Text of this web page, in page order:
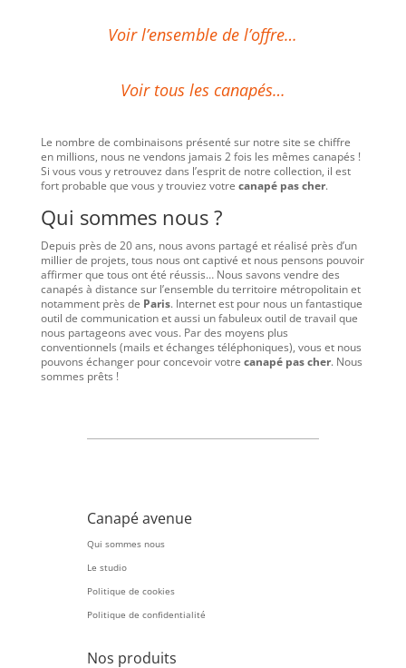
Voir l’ensemble de l’offre…
Voir tous les canapés…
Le nombre de combinaisons présenté sur notre site se chiffre
en millions, nous ne vendons jamais 2 fois les mêmes canapés !
Si vous vous y retrouvez dans l’esprit de notre collection, il est
fort probable que vous y trouviez votre canapé pas cher.
Qui sommes nous ?
Depuis près de 20 ans, nous avons partagé et réalisé près d’un
millier de projets, tous nous ont captivé et nous pensons pouvoir
affirmer que tous ont été réussis… Nous savons vendre des
canapés à distance sur l’ensemble du territoire métropolitain et
notamment près de Paris. Internet est pour nous un fantastique
outil de communication et aussi un fabuleux outil de travail que
nous partageons avec vous. Par des moyens plus
conventionnels (mails et échanges téléphoniques), vous et nous
pouvons échanger pour concevoir votre canapé pas cher. Nous
sommes prêts !
Canapé avenue
Qui sommes nous
Le studio
Politique de cookies
Politique de confidentialité
Nos produits